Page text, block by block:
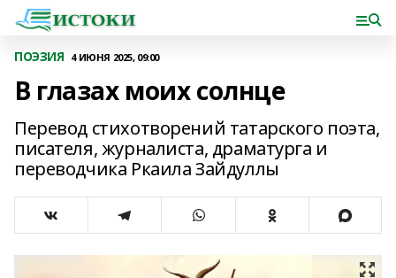
ПОЭЗИЯ 4 ИЮНЯ 2025, 09:00
В глазах моих солнце
Перевод стихотворений татарского поэта,
писателя, журналиста, драматурга и
переводчика Ркаила Зайдуллы